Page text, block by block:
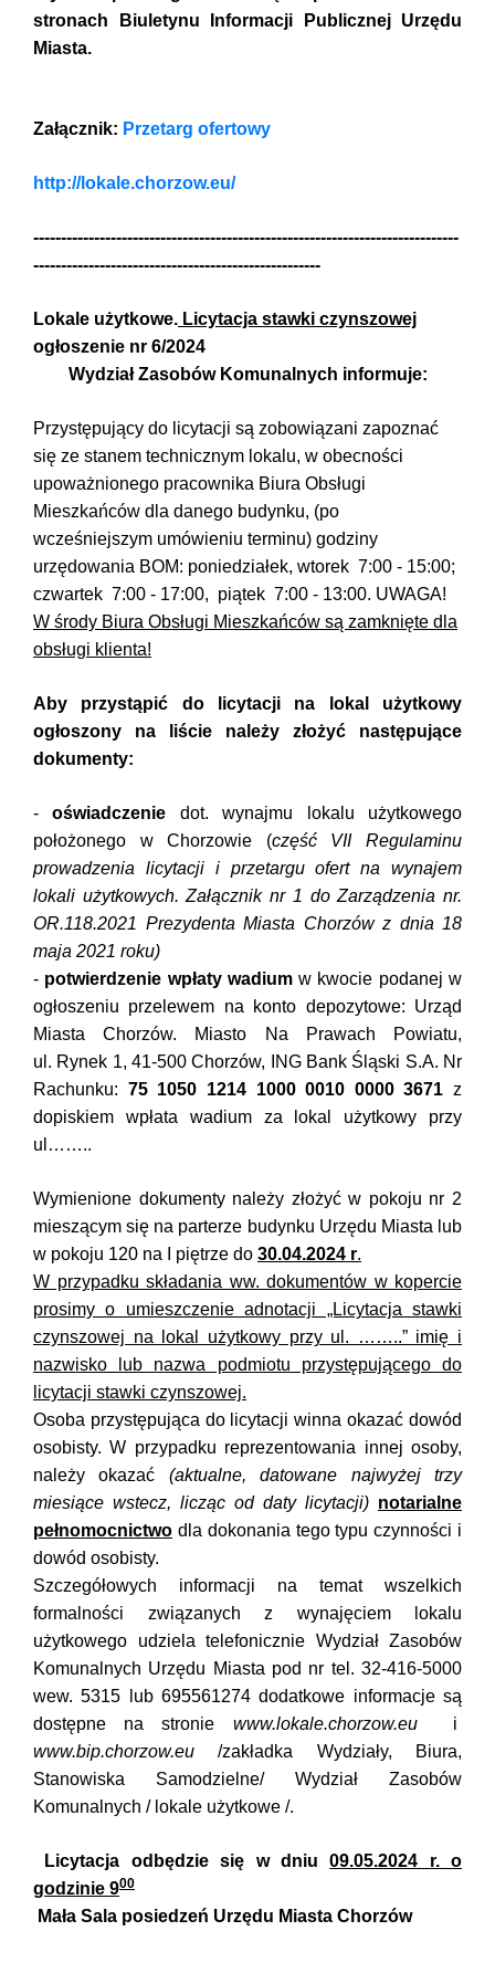
stronach Biuletynu Informacji Publicznej Urzędu
Miasta.
Załącznik: Przetarg ofertowy
http://lokale.chorzow.eu/
-----------------------------------------------------------------------------
----------------------------------------------------
Lokale użytkowe. Licytacja stawki czynszowej
ogłoszenie nr 6/2024
Wydział Zasobów Komunalnych informuje:
Przystępujący do licytacji są zobowiązani zapoznać
się ze stanem technicznym lokalu, w obecności
upoważnionego pracownika Biura Obsługi
Mieszkańców dla danego budynku, (po
wcześniejszym umówieniu terminu) godziny
urzędowania BOM: poniedziałek, wtorek 7:00 - 15:00;
czwartek 7:00 - 17:00, piątek 7:00 - 13:00. UWAGA!
W środy Biura Obsługi Mieszkańców są zamknięte dla
obsługi klienta!
Aby przystąpić do licytacji na lokal użytkowy
ogłoszony na liście należy złożyć następujące
dokumenty:
-oświadczenie dot. wynajmu lokalu użytkowego
położonego w Chorzowie (część VII Regulaminu
prowadzenia licytacji i przetargu ofert na wynajem
lokali użytkowych. Załącznik nr 1 do Zarządzenia nr.
OR.118.2021 Prezydenta Miasta Chorzów z dnia 18
maja 2021 roku)
- potwierdzenie wpłaty wadiumw kwocie podanej w
ogłoszeniu przelewem na konto depozytowe: Urząd
Miasta Chorzów. Miasto Na Prawach Powiatu,
ul. Rynek 1, 41-500 Chorzów, ING Bank Śląski S.A. Nr
Rachunku: 75 1050 1214 1000 0010 0000 3671 z
dopiskiem wpłata wadium za lokal użytkowy przy
ul……..
Wymienione dokumenty należy złożyć w pokoju nr 2
mieszącym się na parterze budynku Urzędu Miasta lub
w pokoju 120 na I piętrze do 30.04.2024 r.
W przypadku składania ww. dokumentów w kopercie
prosimy o umieszczenie adnotacji „Licytacja stawki
czynszowej na lokal użytkowy przy ul. ……..” imię i
nazwisko lub nazwa podmiotu przystępującego do
licytacji stawki czynszowej.
Osoba przystępująca do licytacji winna okazać dowód
osobisty. W przypadku reprezentowania innej osoby,
należy okazać (aktualne, datowane najwyżej trzy
miesiące wstecz, licząc od daty licytacji) notarialne
pełnomocnictwo dla dokonania tego typu czynności i
dowód osobisty.
Szczegółowych informacji na temat wszelkich
formalności związanych z wynajęciem lokalu
użytkowego udziela telefonicznie Wydział Zasobów
Komunalnych Urzędu Miasta pod nr tel. 32-416-5000
wew. 5315 lub 695561274 dodatkowe informacje są
dostępne na stronie www.lokale.chorzow.eui
www.bip.chorzow.eu /zakładka Wydziały, Biura,
Stanowiska Samodzielne/ Wydział Zasobów
Komunalnych / lokale użytkowe /.
Licytacja odbędzie się w dniu09.05.2024 r. o
godzinie 900
Mała Sala posiedzeń Urzędu Miasta Chorzów